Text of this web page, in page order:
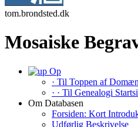
tom.brondsted.dk
Mosaiske
Op
· Til Toppen af
· · Til Genealogi
Om Databasen
Forsiden: Kort
Udførlig Beskrivelse